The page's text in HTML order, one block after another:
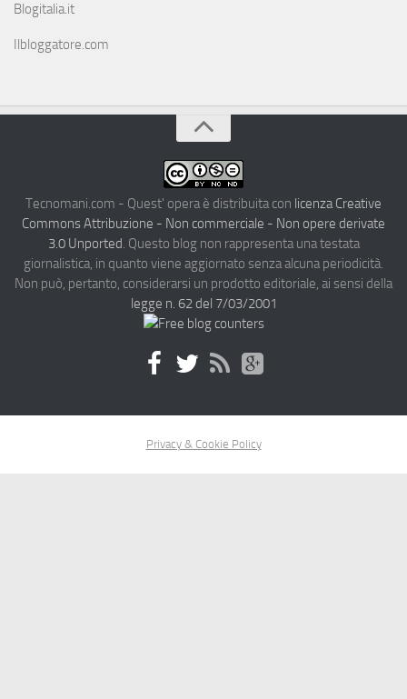
Blogitalia.it
Ilbloggatore.com
Tecnomani.com - Quest' opera è distribuita con licenza Creative
Commons Attribuzione - Non commerciale - Non opere derivate
3.0 Unported. Questo blog non rappresenta una testata
giornalistica, in quanto viene aggiornato senza alcuna periodicità.
Non può, pertanto, considerarsi un prodotto editoriale, ai sensi della
legge n. 62 del 7/03/2001
Privacy & Cookie Policy